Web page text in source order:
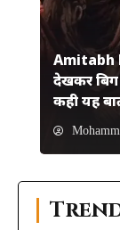
Amitabh
देखकर बिग
कही यह